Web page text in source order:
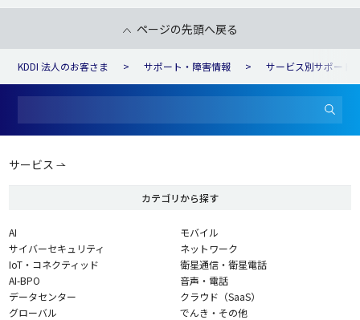
ページの先頭へ戻る
KDDI 法人のお客さま サポート・障害情報 サービス別サポート
サービス
カテゴリから探す
AI
サイバーセキュリティ
IoT・コネクティッド
AI-BPO
データセンター
グローバル
モバイル
ネットワーク
衛星通信・衛星電話
音声・電話
クラウド（SaaS）
でんき・その他